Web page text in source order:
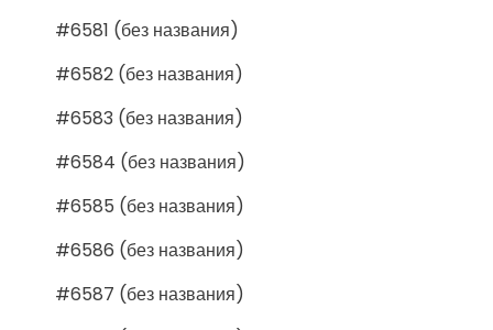
#6581 (без названия)
#6582 (без названия)
#6583 (без названия)
#6584 (без названия)
#6585 (без названия)
#6586 (без названия)
#6587 (без названия)